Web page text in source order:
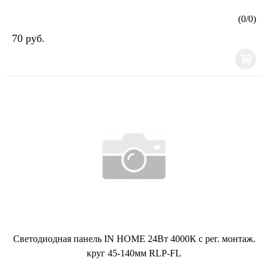
(0/0)
70 руб.
Светодиодная панель IN HOME 24Вт 4000К с рег. монтаж.
круг 45-140мм RLP-FL